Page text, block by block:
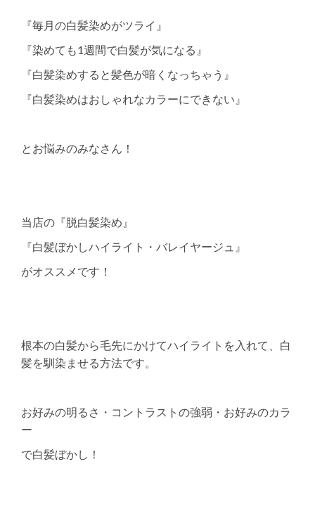
『毎月の白髪染めがツライ』
『染めても1週間で白髪が気になる』
『白髪染めすると髪色が暗くなっちゃう』
『白髪染めはおしゃれなカラーにできない』
とお悩みのみなさん！
当店の『脱白髪染め』
『白髪ぼかしハイライト・バレイヤージュ』
がオススメです！
根本の白髪から毛先にかけてハイライトを入れて、白
髪を馴染ませる方法です。
お好みの明るさ・コントラストの強弱・お好みのカラ
ー
で白髪ぼかし！